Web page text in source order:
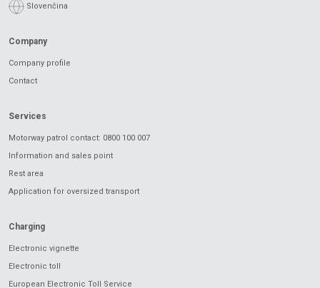
Slovenčina
Company
Company profile
Contact
Services
Motorway patrol contact: 0800 100 007
Information and sales point
Rest area
Application for oversized transport
Charging
Electronic vignette
Electronic toll
European Electronic Toll Service